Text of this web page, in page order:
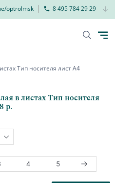
optrolmsk 8 495 784 29 29
Тип носителя лист А4
в листах Тип носителя
р.
4 5